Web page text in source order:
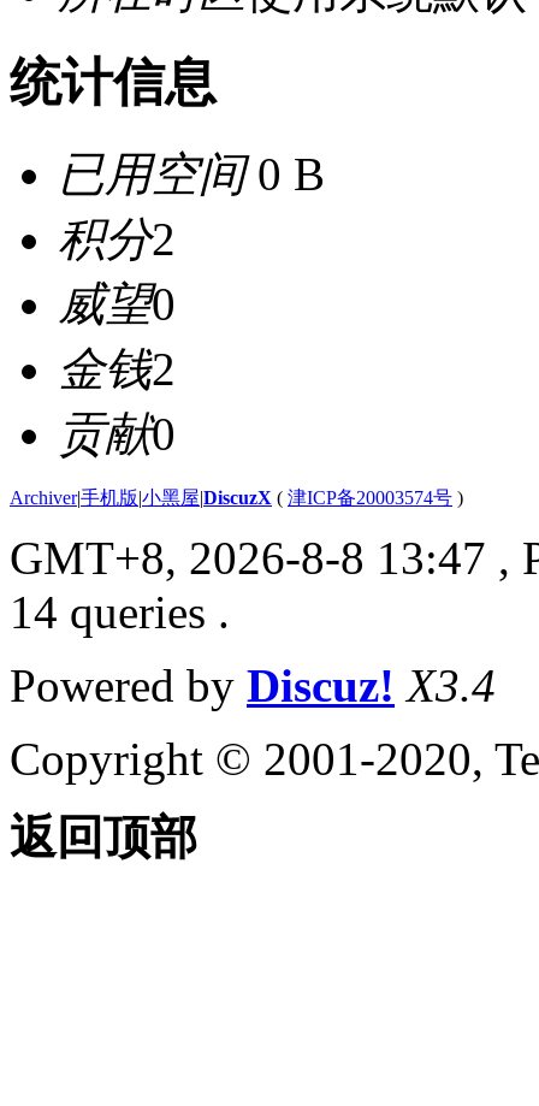
统计信息
已用空间0 B
积分2
威望0
金钱2
贡献0
Archiver|手机版|小黑屋|DiscuzX ( 津ICP备20003574号 )
GMT+8, 2026-8-8 13:47 ,
14 queries .
Powered by Discuz! X3.4
Copyright © 2001-2020,
返回顶部